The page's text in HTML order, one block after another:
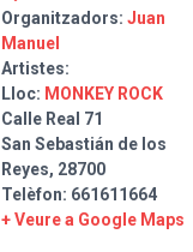
Organitzadors: Juan
Manuel
Artistes:
Lloc: MONKEY ROCK
Calle Real 71
San Sebastián de los
Reyes, 28700
Telèfon: 661611664
+ Veure a Google Maps